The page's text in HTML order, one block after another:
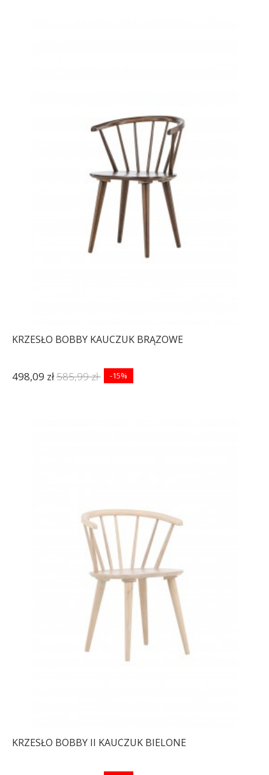
KRZESŁO BOBBY KAUCZUK BRĄZOWE
498,09 zł585,99 zł -15%
KRZESŁO BOBBY II KAUCZUK BIELONE